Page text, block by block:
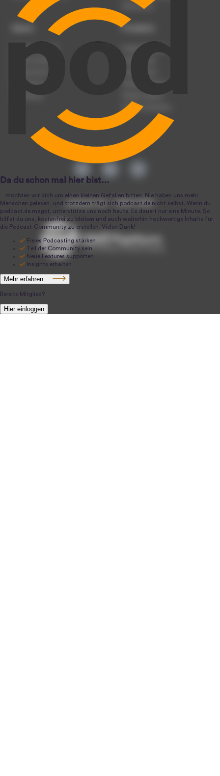
Datenschutz
Podcast anmelden
Podcast hochladen
Podcast-Events
Registrierung
Anmeldung
Produkte
Podcast-Beratung
Podcast-Jobs
Podcast-Push
Podcast-Werbung
Podcast-Agentur
Podcast-Produktion
podcast.de ~ 2004-2026